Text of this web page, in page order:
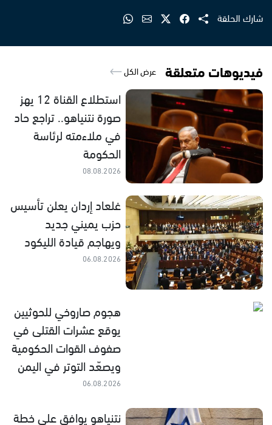
شارك الحلقة
فيديوهات متعلقة عرض الكل
استطلاع القناة 12 يهز
صورة نتنياهو.. تراجع حاد
في ملاءمته لرئاسة
الحكومة
08.08.2026
غلعاد إردان يعلن تأسيس
حزب يميني جديد
ويهاجم قيادة الليكود
06.08.2026
هجوم صاروخي للحوثيين
يوقع عشرات القتلى في
صفوف القوات الحكومية
ويصعّد التوتر في اليمن
06.08.2026
نتنياهو يوافق على خطة